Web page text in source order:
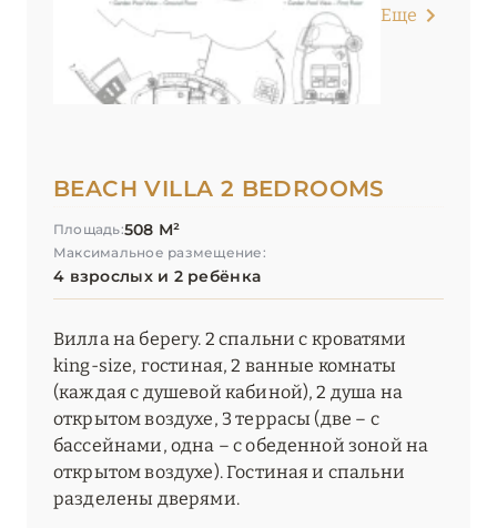
Еще
BEACH VILLA 2 BEDROOMS
Площадь:508 М²
Максимальное размещение:
4 взрослых и 2 ребёнка
Вилла на берегу. 2 спальни с кроватями
king-size, гостиная, 2 ванные комнаты
(каждая с душевой кабиной), 2 душа на
открытом воздухе, 3 террасы (две – с
бассейнами, одна – с обеденной зоной на
открытом воздухе). Гостиная и спальни
разделены дверями.